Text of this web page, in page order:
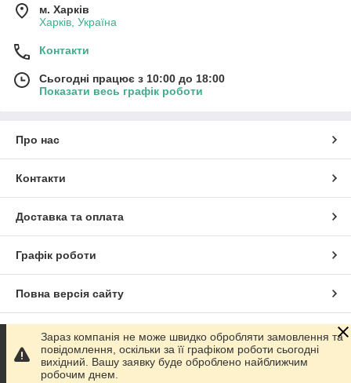
м. Харків
Харків, Україна
Контакти
Сьогодні працює з 10:00 до 18:00
Показати весь графік роботи
Про нас
Контакти
Доставка та оплата
Графік роботи
Повна версія сайту
Сайт створено на маркетплейсі Prom.ua
Політика конфіденційності
Зараз компанія не може швидко обробляти замовлення та
повідомлення, оскільки за її графіком роботи сьогодні
вихідний. Вашу заявку буде оброблено найближчим
робочим днем.